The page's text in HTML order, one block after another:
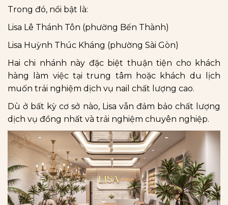
Trong đó, nổi bật là:
Lisa Lê Thánh Tôn (phường Bến Thành)
Lisa Huỳnh Thúc Kháng (phường Sài Gòn)
Hai chi nhánh này đặc biệt thuận tiện cho khách
hàng làm việc tại trung tâm hoặc khách du lịch
muốn trải nghiệm dịch vụ nail chất lượng cao.
Dù ở bất kỳ cơ sở nào, Lisa vẫn đảm bảo chất lượng
dịch vụ đồng nhất và trải nghiệm chuyên nghiệp.